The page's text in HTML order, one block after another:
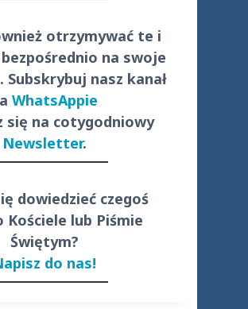
otrzymywać te i
bezpośrednio na swoje
Subskrybuj nasz kanał
WhatsAppie
się na cotygodniowy
Newsletter.
dowiedzieć czegoś
Kościele lub Piśmie
Świętym?
do nas!